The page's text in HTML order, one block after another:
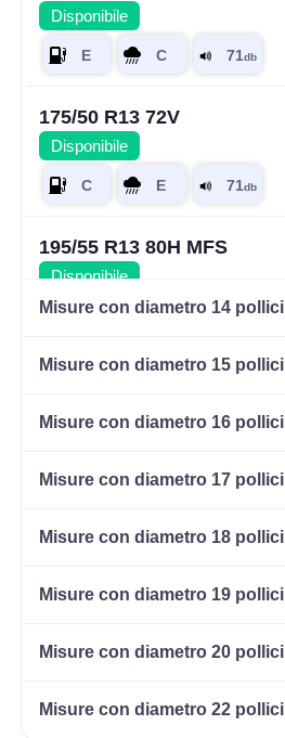
Disponibile
175/50 R13 72V
Disponibile
195/55 R13 80H MFS
Disponibile
Misure con diametro 14 pollici
Misure con diametro 15 pollici
Misure con diametro 16 pollici
Misure con diametro 17 pollici
Misure con diametro 18 pollici
Misure con diametro 19 pollici
Misure con diametro 20 pollici
Misure con diametro 22 pollici